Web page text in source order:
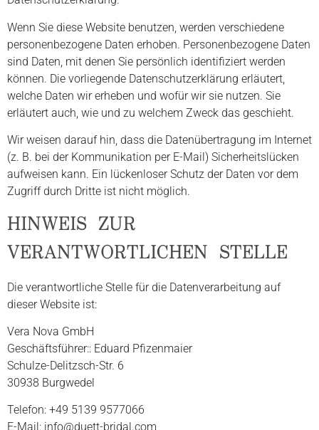
Wenn Sie diese Website benutzen, werden verschiedene
personenbezogene Daten erhoben. Personenbezogene Daten
sind Daten, mit denen Sie persönlich identifiziert werden
können. Die vorliegende Datenschutzerklärung erläutert,
welche Daten wir erheben und wofür wir sie nutzen. Sie
erläutert auch, wie und zu welchem Zweck das geschieht.
Wir weisen darauf hin, dass die Datenübertragung im Internet
(z. B. bei der Kommunikation per E-Mail) Sicherheitslücken
aufweisen kann. Ein lückenloser Schutz der Daten vor dem
Zugriff durch Dritte ist nicht möglich.
HINWEIS ZUR
VERANTWORTLICHEN STELLE
Die verantwortliche Stelle für die Datenverarbeitung auf
dieser Website ist:
Vera Nova GmbH
Geschäftsführer:: Eduard Pfizenmaier
Schulze-Delitzsch-Str. 6
30938 Burgwedel
Telefon: +49 5139 9577066
E-Mail: info@duett-bridal.com